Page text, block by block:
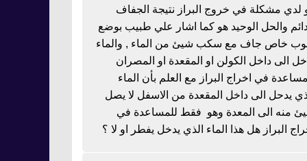
لدي مشكلة في خروج البراز نتيجة الجفاف
والحل الوحيد هو كما اشار علي طبيب بوضع
خاص جاف مع سكب شيئ من الماء , والماء
الى داخل الكولن او المقعدة او المصران
في اخراج البراز مع العلم بأن الماء
يدحل الى داخل المقعدة من الاسفل لا يصل
منه الى المعدة وهو فقط للمساعدة في
البراز هل هذا الماء الذي يدخل يفطر او لا ؟